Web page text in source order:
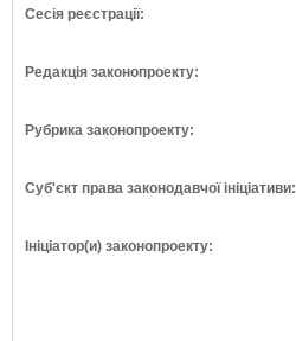
Сесія реєстрації:
Редакція законопроекту:
Рубрика законопроекту:
Суб'єкт права законодавчої ініціативи:
Ініціатор(и) законопроекту: